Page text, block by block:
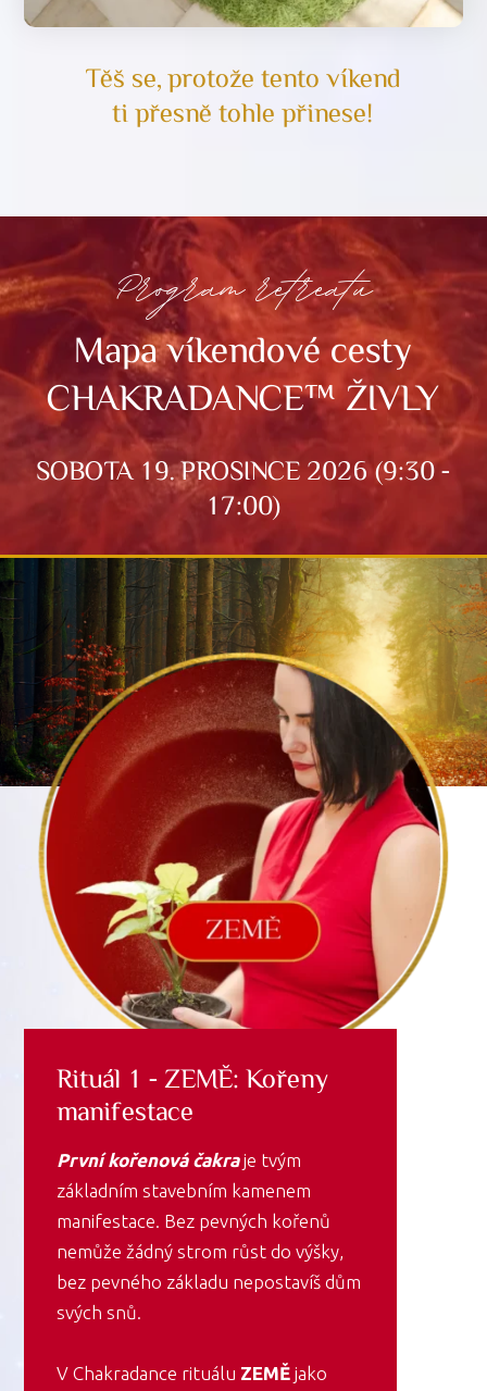
Těš se, protože tento víkend
ti přesně tohle přinese!
Program retreatu
Mapa víkendové cesty
CHAKRADANCE™ ŽIVLY
SOBOTA 19. PROSINCE 2026 (9:30 -
17:00)
Rituál 1 - ZEMĚ: Kořeny
manifestace
První kořenová čakraje tvým
základním stavebním kamenem
manifestace. Bez pevných kořenů
nemůže žádný strom růst do výšky,
bez pevného základu nepostavíš dům
svých snů.
V Chakradance rituálu ZEMĚ jako